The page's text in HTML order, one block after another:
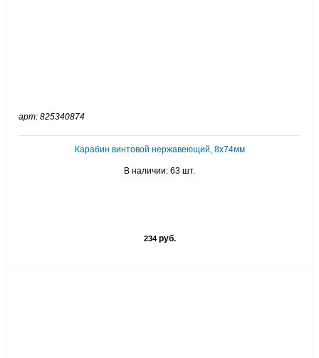
арт: 825340874
Карабин винтовой нержавеющий, 8х74мм
В наличии: 63 шт.
234руб.